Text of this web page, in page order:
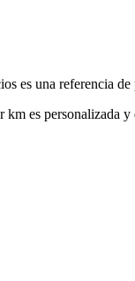
es una referencia
km es personalizada